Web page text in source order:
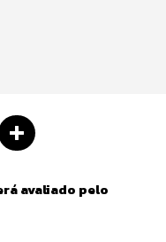
avaliado pelo